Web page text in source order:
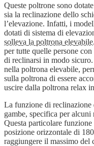
Queste poltrone sono
sia la reclinazione dello
l’elevazione. Infatti, i
dotati di sistema di
solleva la poltrona elevabile
per tutte quelle persone
di reclinarsi in modo
nella poltrona elevabile,
sulla poltrona di essere
uscire dalla poltrona relax
La funzione di reclinazione
gambe, specifica per
Questa particolare
posizione orizzontale di
raggiungere il massimo del